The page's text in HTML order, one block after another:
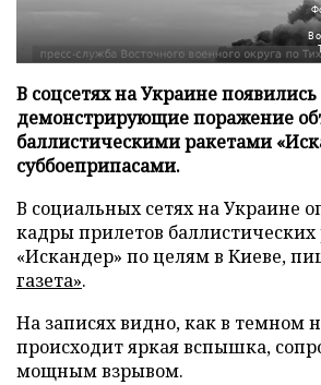
В соцсетях на Украине
демонстрирующие поражение
баллистическими ракетами
суббоеприпасами.
В социальных сетях на Украине
кадры прилетов
«Искандер» по целям в Киеве,
газета».
На записях видно, как в темном
происходит яркая вспышка,
мощным взрывом.